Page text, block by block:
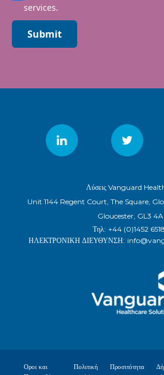
services.
Submit
Λύσεις Vanguard
Unit 1144 Regent Court, The Square,
Gloucester, GL3
Τηλ: +44 (0)1452
ΗΛΕΚΤΡΟΝΙΚΗ ΔΙΕΥΘΥΝΣΗ:
Οροι και
Πολιτική
Προσιτότητα